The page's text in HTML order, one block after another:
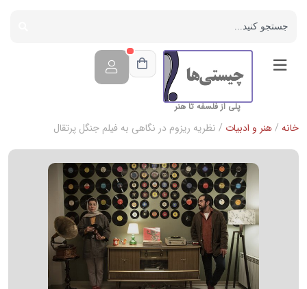
پلی از فلسفه تا هنر
خانه /هنر و ادبیات / نظریه ریزوم در نگاهی به فیلم جنگل پرتقال